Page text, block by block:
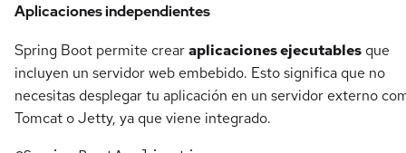
Aplicaciones independientes
Spring Boot permite crearaplicaciones ejecutables que
incluyen un servidor web embebido. Esto significa que no
necesitas desplegar tu aplicación en un servidor externo
Tomcat o Jetty, ya que viene integrado.